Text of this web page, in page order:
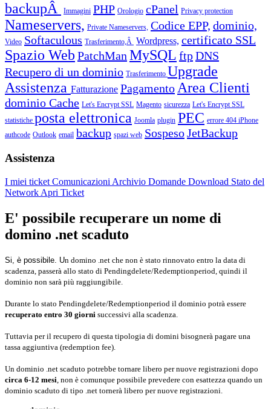
backupÂ Immagini PHP Orologio cPanel Privacy protection
Nameservers, Private Nameservers, Codice EPP, dominio,
Video Softaculous Trasferimento,Â Wordpress, certificato SSL
Spazio Web PatchMan MySQL ftpDNS
Recupero di un dominio Trasferimento Upgrade
Assistenza Fatturazione Pagamento Area Clienti
dominio Cache Let's Encrypt SSL Magento sicurezza Let's Encrypt SSL
statistiche posta elettronica Joomla plugin PEC errore 404 iPhone
authcode Outlook email backup spazi web SospesoJetBackup
Assistenza
I miei ticket Comunicazioni Archivio Domande Download Stato del
Network Apri Ticket
E' possibile recuperare un nome di
domino .net scaduto
Si, è possibile. Un domino .net che non è stato rinnovato entro la data di
scadenza, passerà allo stato di Pendingdelete/Redemptionperiod, quindi il
dominio non sarà più raggiungibile.
Durante lo stato Pendingdelete/Redemptionperiod il dominio potrà essere
recuperato entro 30 giorni successivi alla scadenza.
Tuttavia per il recupero di questa tipologia di domini bisognerà pagare una
tassa aggiuntiva (redemption fee).
Un dominio .net scaduto potrebbe tornare libero per nuove registrazioni dopo
circa 6-12 mesi, non è comunque possibile prevedere con esattezza quando un
dominio scaduto di tipo .net tornerà libero per nuove registrazioni.